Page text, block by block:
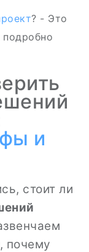
? - Это
и
стоит ли
почему